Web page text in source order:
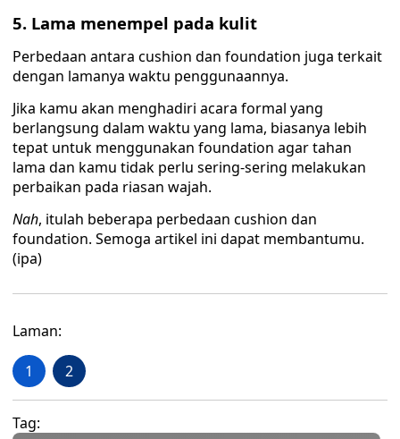
5. Lama menempel pada kulit
Perbedaan antara cushion dan foundation juga terkait
dengan lamanya waktu penggunaannya.
Jika kamu akan menghadiri acara formal yang
berlangsung dalam waktu yang lama, biasanya lebih
tepat untuk menggunakan foundation agar tahan
lama dan kamu tidak perlu sering-sering melakukan
perbaikan pada riasan wajah.
Nah, itulah beberapa perbedaan cushion dan
foundation. Semoga artikel ini dapat membantumu.
(ipa)
Laman:
1 2
Tag: